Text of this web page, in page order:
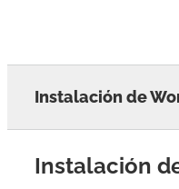
Instalación de
Instalación